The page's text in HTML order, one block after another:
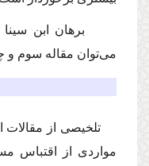
برهان ابن
می‌توان مقاله سوم و
تلخیصی از
مواردی از اقتباس